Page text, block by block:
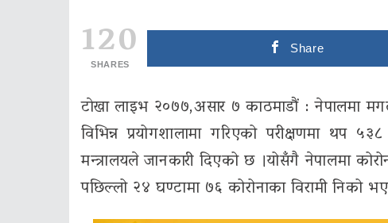
120
SHARES
Share
टाेखा लाइभ २०७७,असार ७ काठमाडौं : नेपालमा
विभिन्न प्रयोगशालामा गरिएको परीक्षणमा थप
मन्त्रालयले जानकारी दिएको छ ।योसँगै नेपालमा
पछिल्लो २४ घण्टामा ७६ कोरोनाका विरामी निको